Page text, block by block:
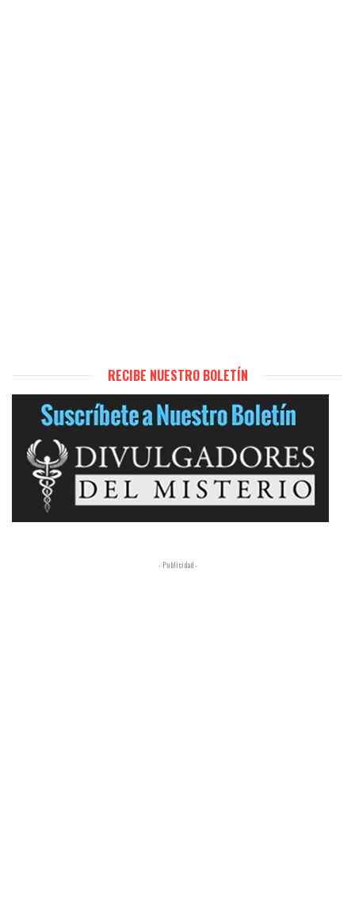
RECIBE NUESTRO BOLETÍN
- Publicidad -